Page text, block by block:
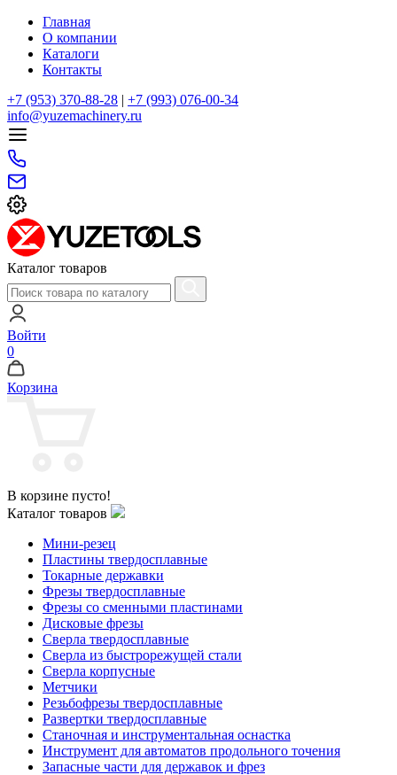
Главная
О компании
Каталоги
Контакты
+7 (953) 370-88-28 | +7 (993) 076-00-34
info@yuzemachinery.ru
Каталог товаров
Войти
0
Корзина
В корзине пусто!
Каталог товаров
Мини-резец
Пластины твердосплавные
Токарные державки
Фрезы твердосплавные
Фрезы со сменными пластинами
Дисковые фрезы
Сверла твердосплавные
Сверла из быстрорежущей стали
Сверла корпусные
Метчики
Резьбофрезы твердосплавные
Развертки твердосплавные
Станочная и инструментальная оснастка
Инструмент для автоматов продольного точения
Запасные части для державок и фрез